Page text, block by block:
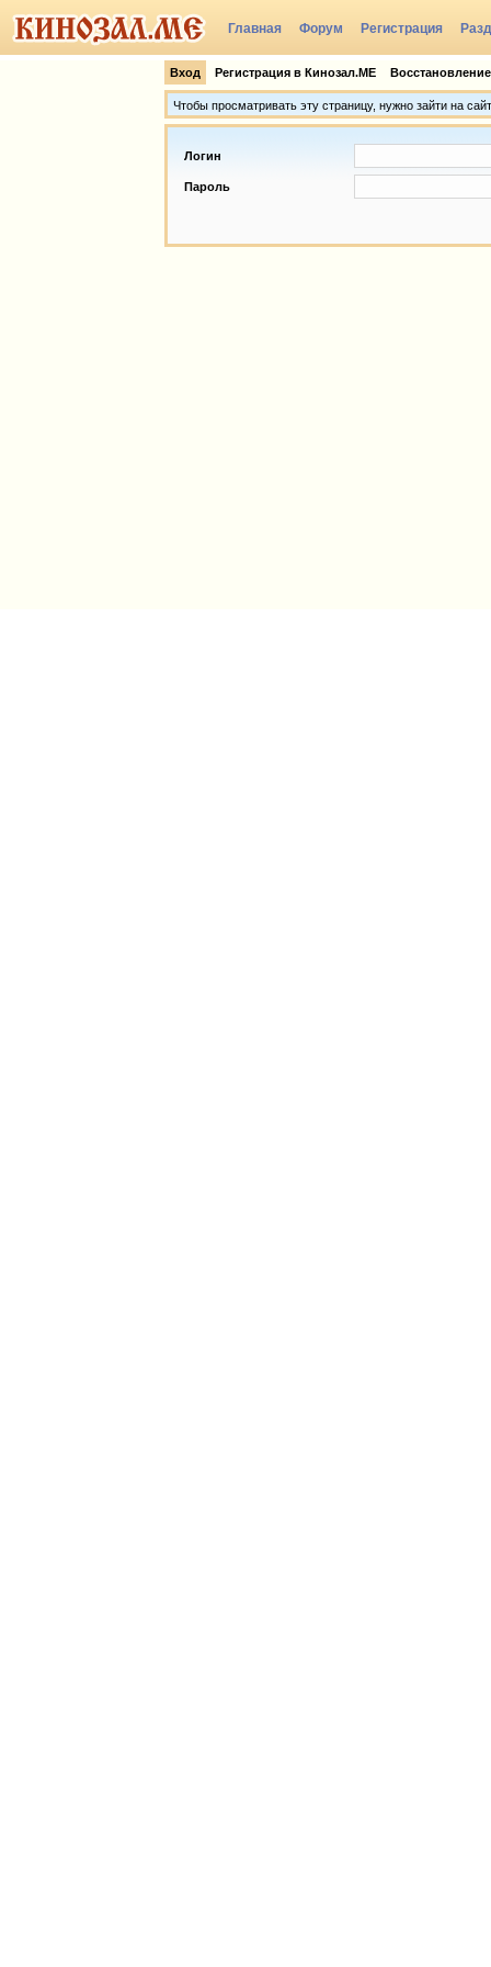
Главная Форум Регистрация
Вход Регистрация в Кинозал.МЕ
Чтобы просматривать эту страницу, нужно зайти на сайт
Логин
Пароль